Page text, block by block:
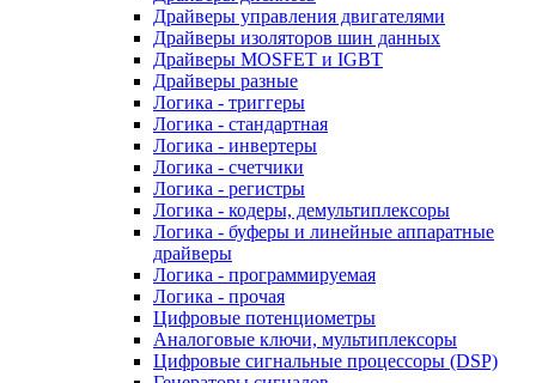
Драйверы управления двигателями
Драйверы изоляторов шин данных
Драйверы MOSFET и IGBT
Драйверы разные
Логика - триггеры
Логика - стандартная
Логика - инвертеры
Логика - счетчики
Логика - регистры
Логика - кодеры, демультиплексоры
Логика - буферы и линейные аппаратные
драйверы
Логика - программируемая
Логика - прочая
Цифровые потенциометры
Аналоговые ключи, мультиплексоры
Цифровые сигнальные процессоры (DSP)